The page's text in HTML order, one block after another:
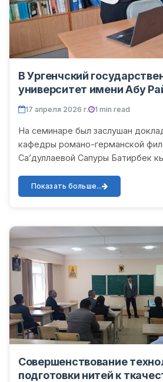
В Ургенчский
университет имени Абу
на кафедре «Романо-
филология» факультета
филологии 17 апреля
аудитории 436 состоялся
научно-методический
17 апреля 2026 г. 1 min read
На семинаре был заслушан
кафедры романо-германской
Са’дуллаевой Сапуры Батирбек
языку как иностранному». В...
Показать больше...
Совершенствование
подготовки нитей к